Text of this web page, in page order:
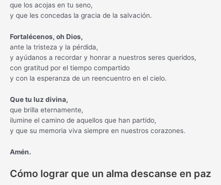
que los acojas en tu seno,
y que les concedas la gracia de la salvación.
Fortalécenos, oh Dios,
ante la tristeza y la pérdida,
y ayúdanos a recordar y honrar a nuestros seres queridos,
con gratitud por el tiempo compartido
y con la esperanza de un reencuentro en el cielo.
Que tu luz divina,
que brilla eternamente,
ilumine el camino de aquellos que han partido,
y que su memoria viva siempre en nuestros corazones.
Amén.
Cómo lograr que un alma descanse en paz